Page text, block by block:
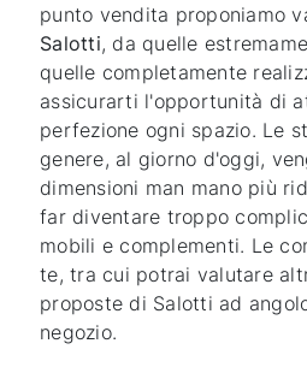
punto vendita proponiamo
Salotti, da quelle
quelle completamente
assicurarti l'opportunità di
perfezione ogni spazio. Le
genere, al giorno d'oggi,
dimensioni man mano più
far diventare troppo
mobili e complementi. Le
te, tra cui potrai valutare
proposte di Salotti ad
negozio.